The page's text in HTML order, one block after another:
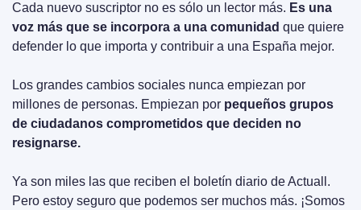
Cada nuevo suscriptor no es sólo un lector más. Es una
voz más que se incorpora a una comunidad que quiere
defender lo que importa y contribuir a una España mejor.
Los grandes cambios sociales nunca empiezan por
millones de personas. Empiezan por pequeños grupos
de ciudadanos comprometidos que deciden no
resignarse.
Ya son miles las que reciben el boletín diario de Actuall.
Pero estoy seguro que podemos ser muchos más. ¡Somos